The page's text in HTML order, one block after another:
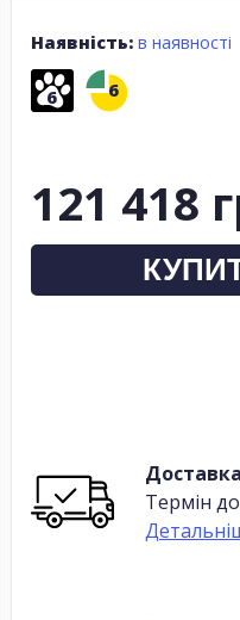
Наявність: в наявності
6 6
121 418
Доставка
Термін